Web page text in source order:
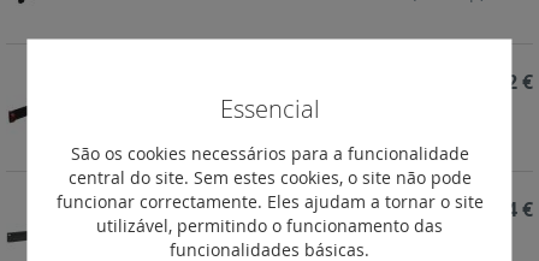
Painéis obturadores 19" - 1U - Metal (Soluclip)
47,72 €
REF. 046532
Painéis obturadores 19" - 1U - Plástico (fixação
23,84 €
Essencial
São os cookies necessários para a funcionalidade
central do site. Sem estes cookies, o site não pode
funcionar correctamente. Eles ajudam a tornar o site
utilizável, permitindo o funcionamento das
funcionalidades básicas.